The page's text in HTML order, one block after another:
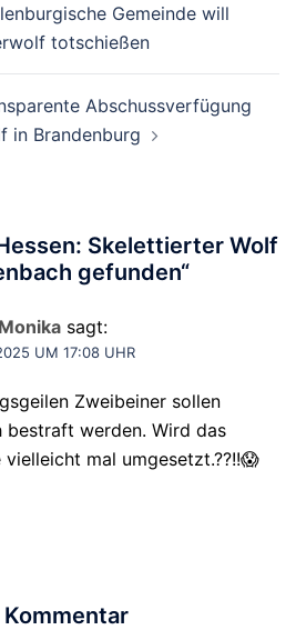
Gemeinde will
totschießen
Abschussverfügung
in Brandenburg
Skelettierter Wolf
gefunden“
sagt:
UM 17:08 UHR
Zweibeiner sollen
bestraft werden. Wird das
vielleicht mal umgesetzt.??!!😱